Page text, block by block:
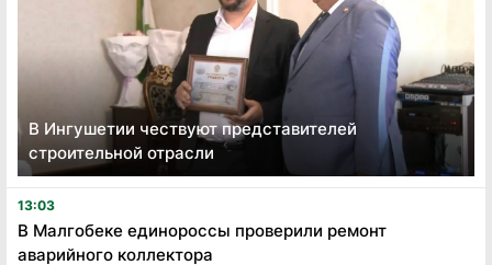
В Ингушетии чествуют представителей
строительной отрасли
13:03
В Малгобеке единороссы проверили ремонт
аварийного коллектора